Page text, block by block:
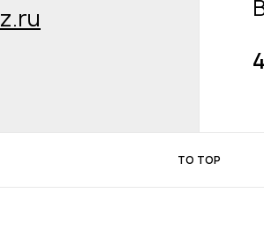
TO TOP